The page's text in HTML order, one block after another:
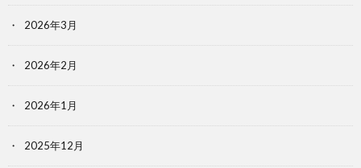
2026年3月
2026年2月
2026年1月
2025年12月